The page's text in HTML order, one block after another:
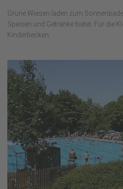
Grüne Wiesen laden zum
Speisen und Getränke bietet. Für die
Kinderbecken.